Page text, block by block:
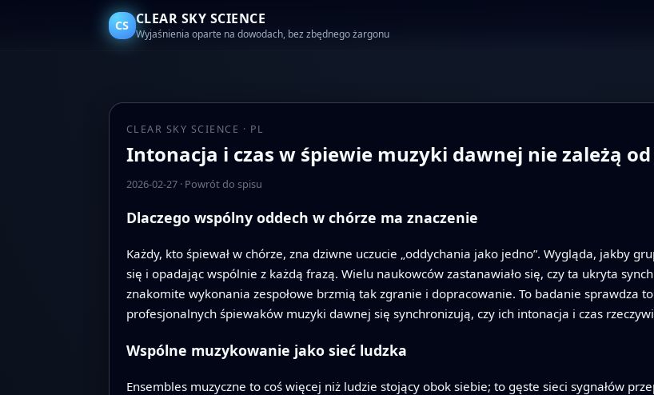
CS CLEAR SKY SCIENCE
Wyjaśnienia oparte na dowodach, bez zbędnego żargonu
CLEAR SKY SCIENCE · PL
Intonacja i czas w śpiewie muzyki dawnej nie zależą
2026-02-27· Powrót do spisu
Dlaczego wspólny oddech w chórze ma znaczenie
Każdy, kto śpiewał w chórze, zna dziwne uczucie „oddychania jako jedno”. Wygląda, jakby
się i opadając wspólnie z każdą frazą. Wielu naukowców zastanawiało się, czy ta ukryta
znakomite wykonania zespołowe brzmią tak zgranie i dopracowanie. To badanie sprawdza
profesjonalnych śpiewaków muzyki dawnej się synchronizują, czy ich intonacja i czas
Wspólne muzykowanie jako sieć ludzka
Ensembles muzyczne to coś więcej niż ludzie stojący obok siebie; to gęste sieci sygnałów